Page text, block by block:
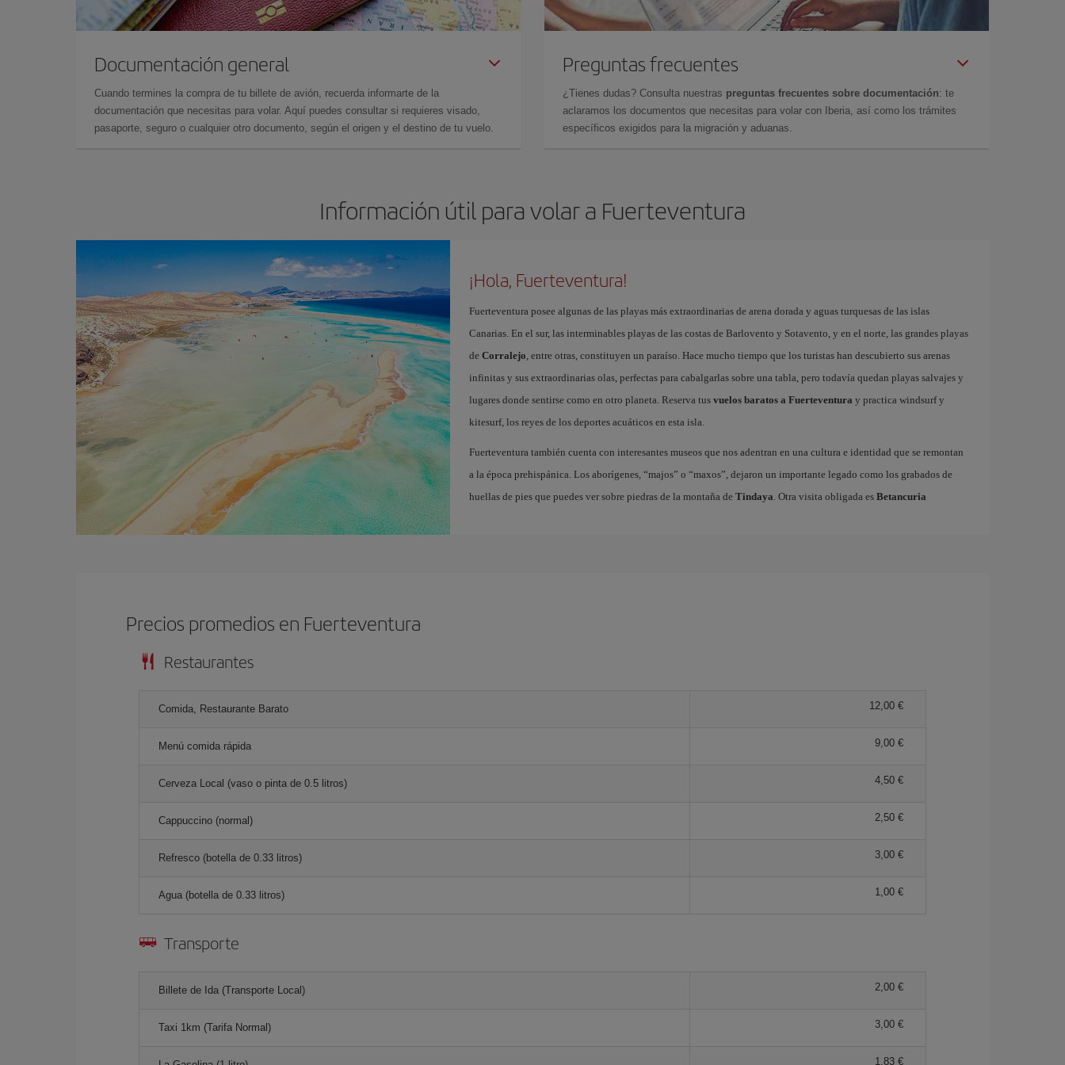
Documentación general
Cuando termines la compra de tu billete de avión, recuerda informarte de la
documentación que necesitas para volar. Aquí puedes consultar si requieres visado,
pasaporte, seguro o cualquier otro documento, según el origen y el destino de tu vuelo.
Preguntas frecuentes
¿Tienes dudas? Consulta nuestras preguntas frecuentes sobre documentación: te
aclaramos los documentos que necesitas para volar con Iberia, así como los trámites
específicos exigidos para la migración y aduanas.
Información útil para volar a Fuerteventura
¡Hola, Fuerteventura!
Fuerteventura posee algunas de las playas más extraordinarias de arena dorada y aguas turquesas de las islas
Canarias. En el sur, las interminables playas de las costas de Barlovento y Sotavento, y en el norte, las grandes playas
de Corralejo, entre otras, constituyen un paraíso. Hace mucho tiempo que los turistas han descubierto sus arenas
infinitas y sus extraordinarias olas, perfectas para cabalgarlas sobre una tabla, pero todavía quedan playas salvajes y
lugares donde sentirse como en otro planeta. Reserva tus vuelos baratos a Fuerteventura y practica windsurf y
kitesurf, los reyes de los deportes acuáticos en esta isla.
Fuerteventura también cuenta con interesantes museos que nos adentran en una cultura e identidad que se remontan
a la época prehispánica. Los aborígenes, “majos” o “maxos”, dejaron un importante legado como los grabados de
huellas de pies que puedes ver sobre piedras de la montaña de Tindaya. Otra visita obligada es Betancuria
Precios promedios en Fuerteventura
Restaurantes
Comida, Restaurante Barato 12,00 €
Menú comida rápida 9,00 €
Cerveza Local (vaso o pinta de 0.5 litros) 4,50 €
Cappuccino (normal) 2,50 €
Refresco (botella de 0.33 litros) 3,00 €
Agua (botella de 0.33 litros) 1,00 €
Transporte
Billete de Ida (Transporte Local) 2,00 €
Taxi 1km (Tarifa Normal) 3,00 €
1,83 €